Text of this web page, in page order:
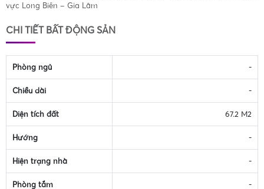
vực Long Biên – Gia Lâm
CHI TIẾT BẤT ĐỘNG SẢN
Phòng ngủ -
Chiều dài -
Diện tích đất 67.2 M2
Hướng -
Hiện trạng nhà -
Phòng tắm -